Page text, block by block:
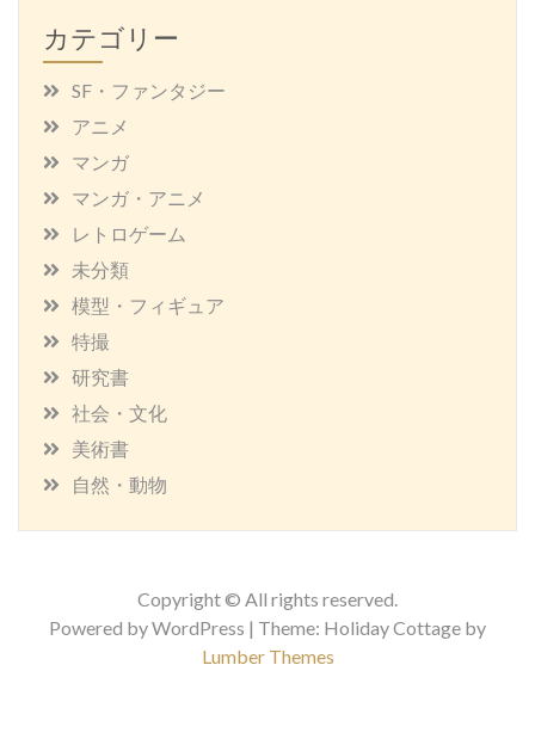
カテゴリー
SF・ファンタジー
アニメ
マンガ
マンガ・アニメ
レトロゲーム
未分類
模型・フィギュア
特撮
研究書
社会・文化
美術書
自然・動物
Copyright © All rights reserved.
Powered by WordPress | Theme: Holiday Cottage by
Lumber Themes